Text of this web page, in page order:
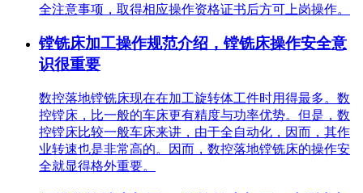
全注意事项，取得相应操作资格证书后方可上岗操作。
镗铣床加工操作规范介绍，镗铣床操作安全意
识很重要
数控落地镗铣床现在在加工旋转体工件时用得最多。数
控镗床，比一般的车床更有精度与功率优势。但是，数
控镗床比较一般车床来讲，由于全自动化，因而，其作
业转速也是非常高的。因而，数控落地镗铣床的操作安
全就显得格外重要。